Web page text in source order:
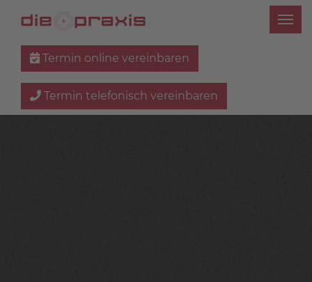
Termin online vereinbaren
Termin telefonisch vereinbaren